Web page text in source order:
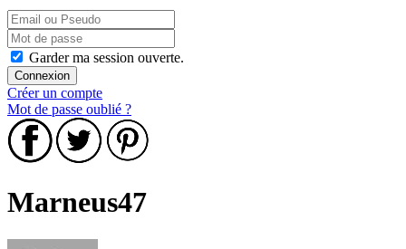
Garder ma session ouverte.
Créer un compte
Mot de passe oublié ?
Marneus47